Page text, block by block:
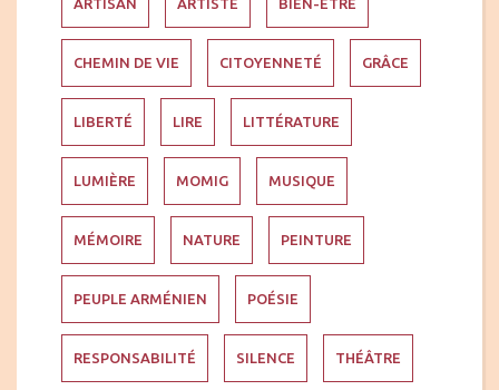
ARTISAN ARTISTE BIEN-ÊTRE
CHEMIN DE VIE CITOYENNETÉ GRÂCE
LIBERTÉ LIRE LITTÉRATURE
LUMIÈRE MOMIG MUSIQUE
MÉMOIRE NATURE PEINTURE
PEUPLE ARMÉNIEN POÉSIE
RESPONSABILITÉ SILENCE THÉÂTRE